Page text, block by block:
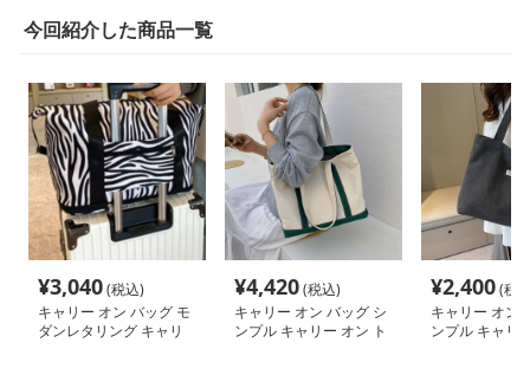
今回紹介した商品一覧
¥3,040(税込)
キャリー オン バッグ モ
ダンレタリング キャリ
¥4,420(税込)
キャリー オン バッグ シ
ンプル キャリー オン ト
¥2,400(税
キャリー オン
ンプル キャリ